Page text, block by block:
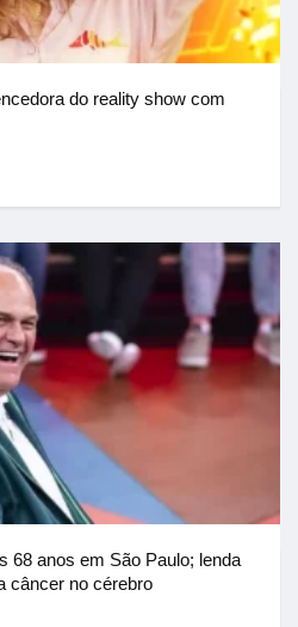
do reality show com
68 anos em São Paulo; lenda
câncer no cérebro